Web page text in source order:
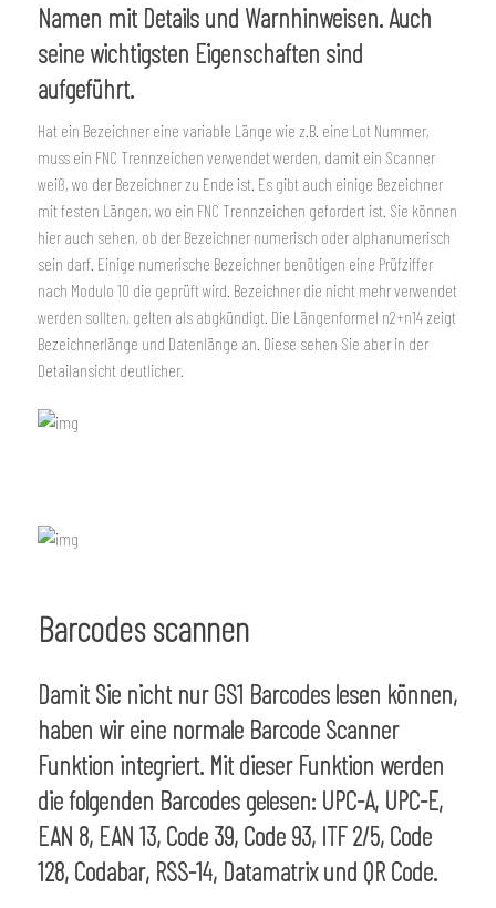
Namen mit Details und Warnhinweisen. Auch
seine wichtigsten Eigenschaften sind
aufgeführt.
Hat ein Bezeichner eine variable Länge wie z.B. eine Lot Nummer,
muss ein FNC Trennzeichen verwendet werden, damit ein Scanner
weiß, wo der Bezeichner zu Ende ist. Es gibt auch einige Bezeichner
mit festen Längen, wo ein FNC Trennzeichen gefordert ist. Sie können
hier auch sehen, ob der Bezeichner numerisch oder alphanumerisch
sein darf. Einige numerische Bezeichner benötigen eine Prüfziffer
nach Modulo 10 die geprüft wird. Bezeichner die nicht mehr verwendet
werden sollten, gelten als abgkündigt. Die Längenformel n2+n14 zeigt
Bezeichnerlänge und Datenlänge an. Diese sehen Sie aber in der
Detailansicht deutlicher.
Barcodes scannen
Damit Sie nicht nur GS1 Barcodes lesen können,
haben wir eine normale Barcode Scanner
Funktion integriert. Mit dieser Funktion werden
die folgenden Barcodes gelesen: UPC-A, UPC-E,
EAN 8, EAN 13, Code 39, Code 93, ITF 2/5, Code
128, Codabar, RSS-14, Datamatrix und QR Code.